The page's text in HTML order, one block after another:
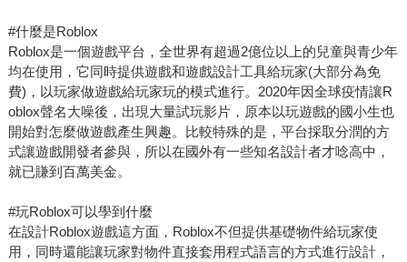
#什麼是Roblox
Roblox是一個遊戲平台，全世界有超過2億位以上的兒童與青少年
均在使用，它同時提供遊戲和遊戲設計工具給玩家(大部分為免
費)，以玩家做遊戲給玩家玩的模式進行。2020年因全球疫情讓R
oblox聲名大噪後，出現大量試玩影片，原本以玩遊戲的國小生也
開始對怎麼做遊戲產生興趣。比較特殊的是，平台採取分潤的方
式讓遊戲開發者參與，所以在國外有一些知名設計者才唸高中，
就已賺到百萬美金。
#玩Roblox可以學到什麼
在設計Roblox遊戲這方面，Roblox不但提供基礎物件給玩家使
用，同時還能讓玩家對物件直接套用程式語言的方式進行設計，